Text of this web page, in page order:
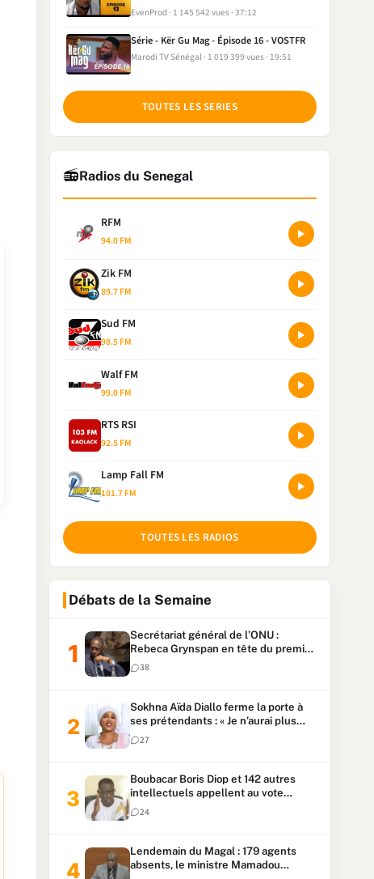
EvenProd 1 145 542 vues 37:12
Série - Kër Gu Mag - Épisode 16 - VOSTFR
Marodi TV Sénégal 1 019 399 vues 19:51
TOUTES LES SERIES
📻Radios du Senegal
RFM
94.0 FM
Zik FM
89.7 FM
Sud FM
98.5 FM
Walf FM
99.0 FM
RTS RSI
92.5 FM
Lamp Fall FM
101.7 FM
TOUTES LES RADIOS
Débats de la Semaine
Secrétariat général de l’ONU :
Rebeca Grynspan en tête du premier
vote, Macky Sall pointe à la 5ᵉ place
38
Sokhna Aïda Diallo ferme la porte à
ses prétendants : « Je n’aurai plus
jamais un autre mari »
27
Boubacar Boris Diop et 142 autres
intellectuels appellent au vote
urgent de la révision
constitutionnelle
24
Lendemain du Magal : 179 agents
absents, le ministre Mamadou